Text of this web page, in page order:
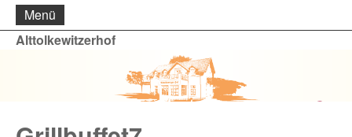
Menü
Alttolkewitzerhof